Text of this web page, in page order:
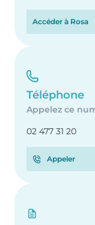
Accéder à Rosa
Téléphone
Appelez ce
02 477 31 20
Appeler